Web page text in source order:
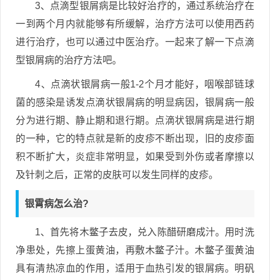
3、点滴型银屑病是比较好治疗的，通过系统治疗在
一到两个月内就能够有所缓解，治疗方法可以使用西药
进行治疗，也可以通过中医治疗。一起来了解一下点滴
型银屑病的治疗方法吧。
4、点滴状银屑病一般1-2个月才能好，咽喉部链球
菌的感染是诱发点滴状银屑病的明显病因，银屑病一般
分为进行期、静止期和退行期。点滴状银屑病是进行期
的一种，它的特点就是新的皮疹不断出现，旧的皮疹面
积不断扩大，炎症非常明显，如果受到外伤或者摩擦以
及针刺之后，正常的皮肤可以发生同样的皮疹。
银霄病怎么治?
1、首先将木鳖子去皮，兑入陈醋研磨成汁。用时洗
净患处，先擦上蛋黄油，再敷木鳖子汁。木鳖子蛋黄油
具有清热凉血的作用，适用于血热引发的银屑病。明矾